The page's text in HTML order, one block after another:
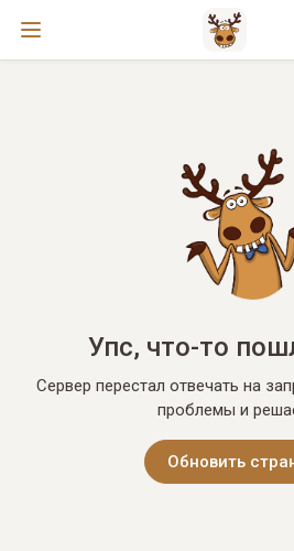
Упс, что-то
Сервер перестал отвечать на
проблемы и
Обновить